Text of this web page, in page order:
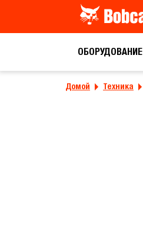
ОБОРУДОВАНИЕ
Домой Техника